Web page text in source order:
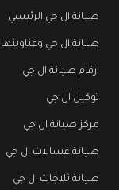
صيانة ال جي الرئيسي
صيانة ال جي وعناوينها
ارقام صيانة ال جي
توكيل ال جي
مركز صيانة ال جي
صيانة غسالات ال جي
صيانة ثلاجات ال جي